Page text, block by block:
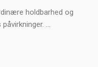
holdbarhed og
...